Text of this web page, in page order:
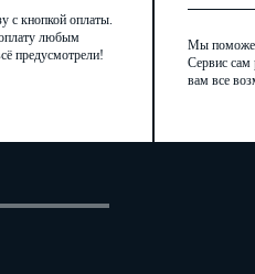
с кнопкой оплаты.
любым
предусмотрели!
Мы
Сервис сам
вам все